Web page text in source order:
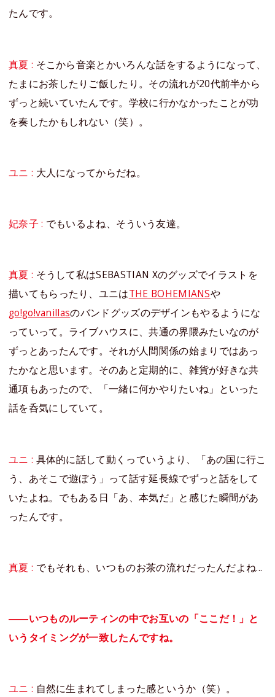
たんです。
真夏 : そこから音楽とかいろんな話をするようになって、
たまにお茶したりご飯したり。その流れが20代前半から
ずっと続いていたんです。学校に行かなかったことが功
を奏したかもしれない（笑）。
ユニ : 大人になってからだね。
妃奈子 : でもいるよね、そういう友達。
真夏 : そうして私はSEBASTIAN Xのグッズでイラストを
描いてもらったり、ユニはTHE BOHEMIANSや
go!go!vanillasのバンドグッズのデザインもやるようにな
っていって。ライブハウスに、共通の界隈みたいなのが
ずっとあったんです。それが人間関係の始まりではあっ
たかなと思います。そのあと定期的に、雑貨が好きな共
通項もあったので、「一緒に何かやりたいね」といった
話を呑気にしていて。
ユニ : 具体的に話して動くっていうより、「あの国に行こ
う、あそこで遊ぼう」って話す延長線でずっと話をして
いたよね。でもある日「あ、本気だ」と感じた瞬間があ
ったんです。
真夏 : でもそれも、いつものお茶の流れだったんだよね...
――いつものルーティンの中でお互いの「ここだ！」と
いうタイミングが一致したんですね。
ユニ : 自然に生まれてしまった感というか（笑）。